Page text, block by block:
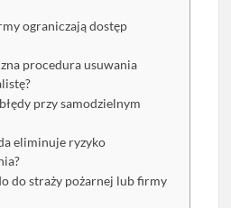
ograniczają dostęp
procedura usuwania
przy samodzielnym
eliminuje ryzyko
do straży pożarnej lub firmy